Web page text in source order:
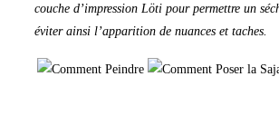
couche d’impression Löti pour permettre un
éviter ainsi l’apparition de nuances et taches.